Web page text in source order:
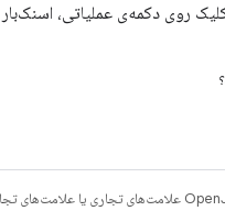
روی دکمه‌ی عملیاتی،